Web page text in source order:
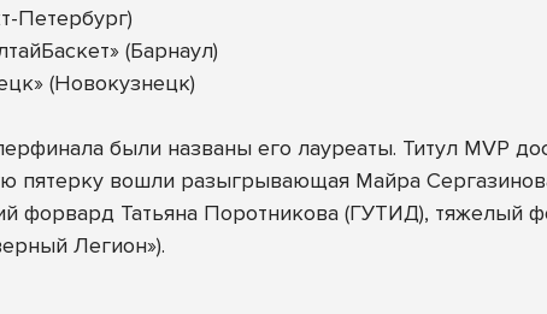
Петербург)
(Барнаул)
(Новокузнецк)
были названы его лауреаты. Титул MVP
пятерку вошли разыгрывающая Майра
форвард Татьяна Поротникова (ГУТИД), тяжелый
Легион»).